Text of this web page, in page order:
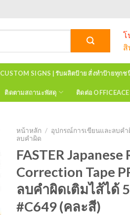
โ
สิ
CUSTOM SIGNS | รับผลิตป้าย สั่งทำป้ายทุกช
ติดตามสถานะพัสดุ ติดต่อ
หน้าหลัก / อุปกรณ์การเขียนและลบคำ
ลบคำผิด
FASTER
Correction Tape
ลบคำผิดเติมไส้ได้
#C649 (คละสี)